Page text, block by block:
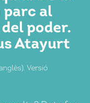
Després
per part de
i la repressió
Musulmans
parc al
poder.
Atayurt
Versió